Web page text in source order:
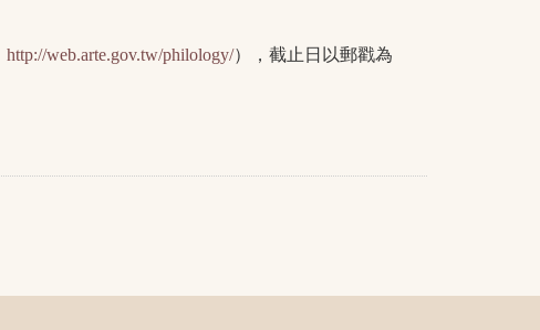
http://web.arte.gov.tw/philology/），截止日以郵戳為